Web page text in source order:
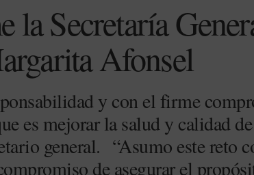
la Secretaría
Afonsel
y con el firme
es mejorar la salud y calidad
general. “Asumo este reto
de asegurar el